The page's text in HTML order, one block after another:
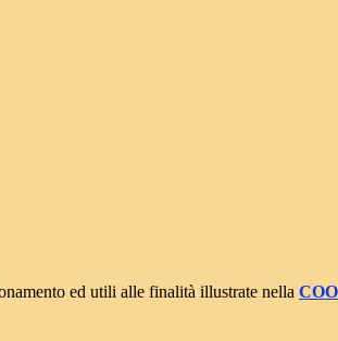
ed utili alle finalità illustrate nella